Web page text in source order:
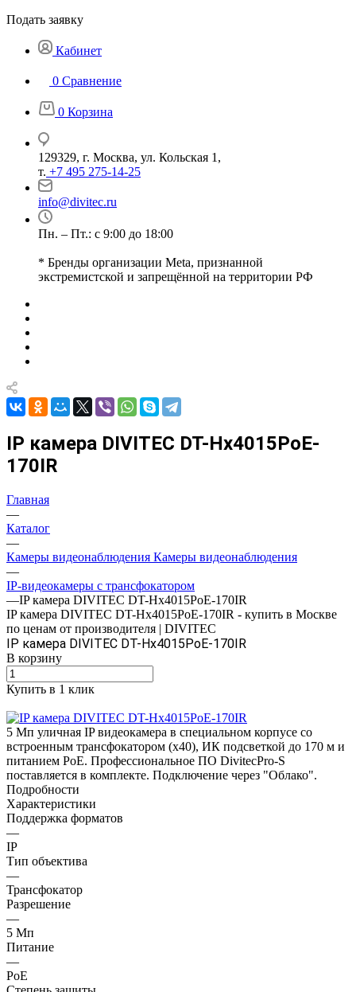
Подать заявку
Кабинет
0 Сравнение
0 Корзина
129329, г. Москва, ул. Кольская 1,
т. +7 495 275-14-25
info@divitec.ru
Пн. – Пт.: с 9:00 до 18:00
* Бренды организации Meta, признанной
экстремистской и запрещённой на территории РФ
IP камера DIVITEC DT-Hх4015PoE-
170IR
Главная
—
Каталог
—
Камеры видеонаблюдения Камеры видеонаблюдения
—
IP-видеокамеры с трансфокатором
—IP камера DIVITEC DT-Hх4015PoE-170IR
IP камера DIVITEC DT-Hх4015PoE-170IR - купить в Москве
по ценам от производителя | DIVITEC
IP камера DIVITEC DT-Hх4015PoE-170IR
В корзину
Купить в 1 клик
5 Мп уличная IP видеокамера в специальном корпусе со
встроенным трансфокатором (х40), ИК подсветкой до 170 м и
питанием PoE. Профессиональное ПО DivitecPro-S
поставляется в комплекте. Подключение через "Облако".
Подробности
Характеристики
Поддержка форматов
—
IP
Тип объектива
—
Трансфокатор
Разрешение
—
5 Mп
Питание
—
PoE